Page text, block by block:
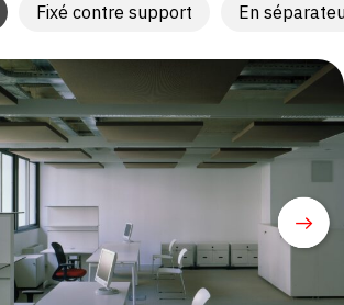
Fixé contre support En